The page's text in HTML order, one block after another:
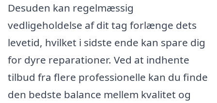
Desuden kan regelmæssig
vedligeholdelse af dit tag forlænge dets
levetid, hvilket i sidste ende kan spare dig
for dyre reparationer. Ved at indhente
tilbud fra flere professionelle kan du finde
den bedste balance mellem kvalitet og